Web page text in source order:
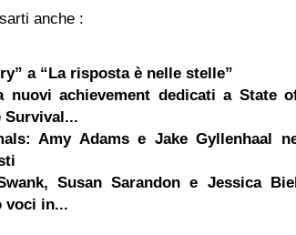
anche :
a “La risposta è nelle stelle”
nuovi achievement dedicati a State
Survival...
Amy Adams e Jake Gyllenhaal
Susan Sarandon e Jessica
voci in...